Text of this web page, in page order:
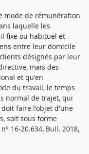
mode de rémunération
laquelle les
fixe ou habituel et
entre leur domicile
désignés par leur
mais des
et qu'en
du travail, le temps
normal de trajet, qui
faire l'objet d'une
soit sous forme
16-20.634, Bull. 2018,